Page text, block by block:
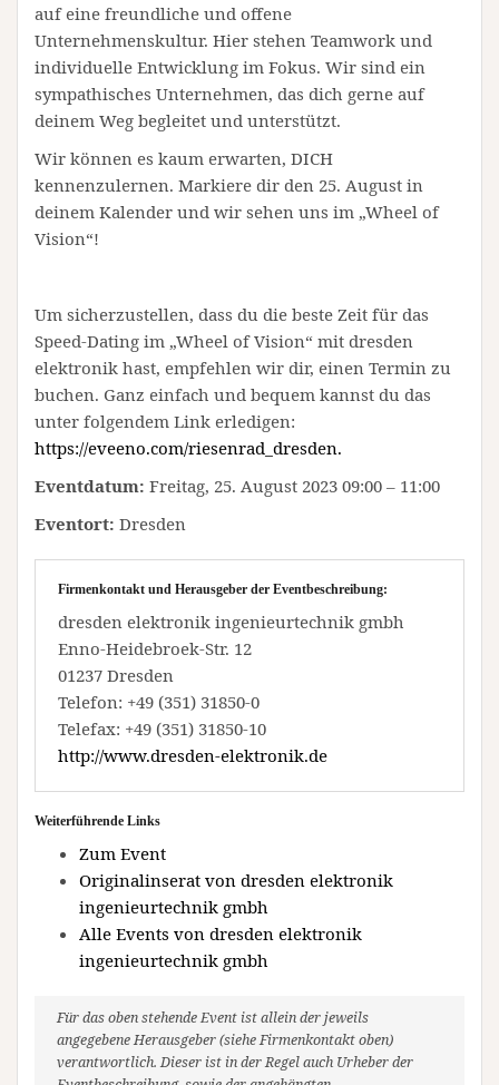
auf eine freundliche und offene
Unternehmenskultur. Hier stehen Teamwork und
individuelle Entwicklung im Fokus. Wir sind ein
sympathisches Unternehmen, das dich gerne auf
deinem Weg begleitet und unterstützt.
Wir können es kaum erwarten, DICH
kennenzulernen. Markiere dir den 25. August in
deinem Kalender und wir sehen uns im „Wheel of
Vision“!
Um sicherzustellen, dass du die beste Zeit für das
Speed-Dating im „Wheel of Vision“ mit dresden
elektronik hast, empfehlen wir dir, einen Termin zu
buchen. Ganz einfach und bequem kannst du das
unter folgendem Link erledigen:
https://eveeno.com/riesenrad_dresden.
Eventdatum: Freitag, 25. August 2023 09:00 – 11:00
Eventort: Dresden
Firmenkontakt und Herausgeber der Eventbeschreibung:
dresden elektronik ingenieurtechnik gmbh
Enno-Heidebroek-Str. 12
01237 Dresden
Telefon: +49 (351) 31850-0
Telefax: +49 (351) 31850-10
http://www.dresden-elektronik.de
Weiterführende Links
Zum Event
Originalinserat von dresden elektronik
ingenieurtechnik gmbh
Alle Events von dresden elektronik
ingenieurtechnik gmbh
Für das oben stehende Event ist allein der jeweils
angegebene Herausgeber (siehe Firmenkontakt oben)
verantwortlich. Dieser ist in der Regel auch Urheber der